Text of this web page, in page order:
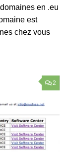
en .eu
est
chez vous
2